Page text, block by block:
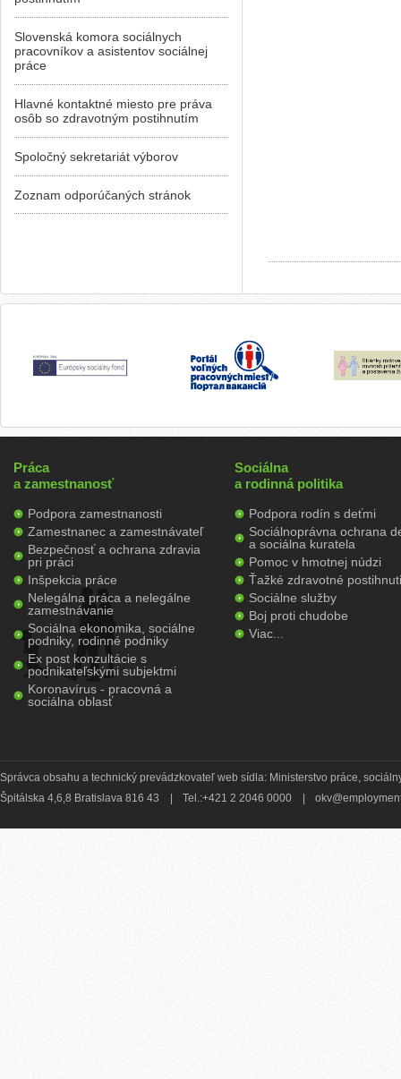
Slovenská komora sociálnych
pracovníkov a asistentov sociálnej
práce
Hlavné kontaktné miesto pre práva
osôb so zdravotným postihnutím
Spoločný sekretariát výborov
Zoznam odporúčaných stránok
Práca
a zamestnanosť
Podpora zamestnanosti
Zamestnanec a zamestnávateľ
Bezpečnosť a ochrana zdravia
pri práci
Inšpekcia práce
Nelegálna práca a nelegálne
zamestnávanie
Sociálna ekonomika, sociálne
podniky, rodinné podniky
Ex post konzultácie s
podnikateľskými subjektmi
Koronavírus - pracovná a
sociálna oblasť
Sociálna
a rodinná politika
Podpora rodín s deťmi
Sociálnoprávna ochrana
a sociálna kuratela
Pomoc v hmotnej núdzi
Ťažké zdravotné
Sociálne služby
Boj proti chudobe
Viac...
Správca obsahu a technický prevádzkovateľ web sídla: Ministerstvo práce,
Špitálska 4,6,8 Bratislava 816 43
Tel.:+421 2 2046 0000